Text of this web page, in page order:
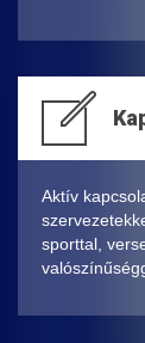
Aktív
sporttal,